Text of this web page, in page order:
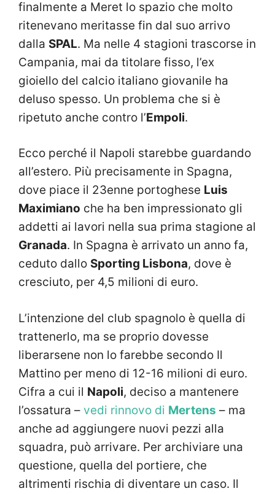
finalmente a Meret lo spazio che molto
ritenevano meritasse fin dal suo arrivo
dalla SPAL. Ma nelle 4 stagioni trascorse in
Campania, mai da titolare fisso, l’ex
gioiello del calcio italiano giovanile ha
deluso spesso. Un problema che si è
ripetuto anche contro l’Empoli.
Ecco perché il Napoli starebbe guardando
all’estero. Più precisamente in Spagna,
dove piace il 23enne portoghese Luis
Maximiano che ha ben impressionato gli
addetti ai lavori nella sua prima stagione al
Granada. In Spagna è arrivato un anno fa,
ceduto dallo Sporting Lisbona, dove è
cresciuto, per 4,5 milioni di euro.
L’intenzione del club spagnolo è quella di
trattenerlo, ma se proprio dovesse
liberarsene non lo farebbe secondo Il
Mattino per meno di 12-16 milioni di euro.
Cifra a cui il Napoli, deciso a mantenere
l’ossatura – vedi rinnovo di Mertens – ma
anche ad aggiungere nuovi pezzi alla
squadra, può arrivare. Per archiviare una
questione, quella del portiere, che
altrimenti rischia di diventare un caso. Il